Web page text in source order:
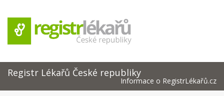
Registr Lékařů České republiky
Informace o RegistrLékařů.cz